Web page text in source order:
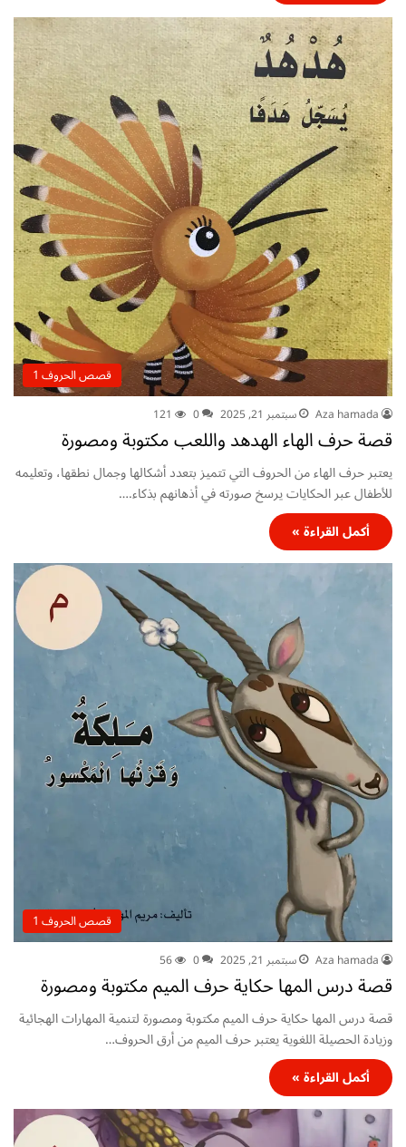
قصص الحروف 1
Aza hamada سبتمبر 21, 2025 0
121
قصة حرف الهاء الهدهد واللعب مكتوبة ومصورة
يعتبر حرف الهاء من الحروف التي تتميز بتعدد أشكالها وجمال نطقها، وتعليمه
للأطفال عبر الحكايات يرسخ صورته في أذهانهم بذكاء.…
أكمل القراءة »
قصص الحروف 1
Aza hamada سبتمبر 21, 2025 0
56
قصة درس المها حكاية حرف الميم مكتوبة ومصورة
قصة درس المها حكاية حرف الميم مكتوبة ومصورة لتنمية المهارات الهجائية
وزيادة الحصيلة اللغوية يعتبر حرف الميم من أرق الحروف…
أكمل القراءة »